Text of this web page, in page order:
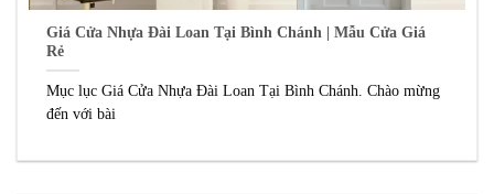
Giá Cửa Nhựa Đài Loan Tại Bình Chánh | Mẫu Cửa Giá
Rẻ
Mục lục Giá Cửa Nhựa Đài Loan Tại Bình Chánh. Chào mừng
đến với bài